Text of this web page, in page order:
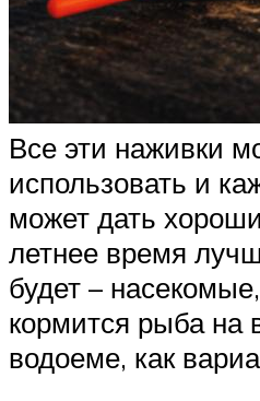
Все эти наживки
использовать и
может дать
летнее время
будет –
кормится рыба на
водоеме, как